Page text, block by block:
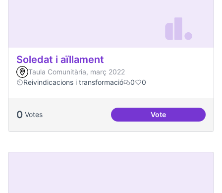
Soledat i aïllament
Taula Comunitària, març 2022
Reivindicacions i transformació
0 0
0 Votes VoteSoledat i aïllament